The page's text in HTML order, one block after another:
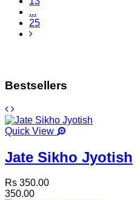
...
25
Bestsellers
Quick View
Jate Sikho Jyotish
Rs 350.00
350.00